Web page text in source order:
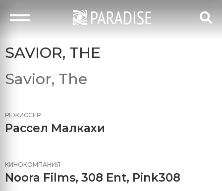
SAVIOR, THE
Savior, The
РЕЖИССЕР
Рассел Малкахи
КИНОКОМПАНИЯ
Noora Films, 308 Ent, Pink308